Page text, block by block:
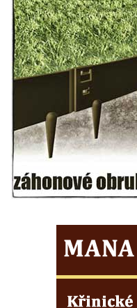
kláštera dominikánů v
Budějovicích
Socha svatého Josefa
dominikánů v Českých
Socha svaté Anny na
dominikánů v Českých
Socha svatého
kláštera dominikánů v
Budějovicích
Sousoší Kalvárie před
dominikánů u
Socha svatého Václava
Semilech
Pamětní deska
na radnici v Českých